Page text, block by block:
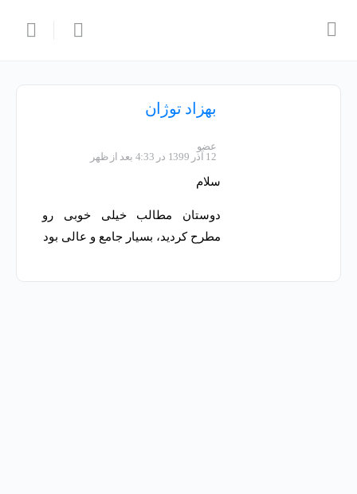
بهزاد توژان
عضو
12 آذر 1399 در 4:33 بعد از ظهر
سلام
دوستان مطالب خیلی خوبی رو
مطرح کردید، بسیار جامع و عالی بود